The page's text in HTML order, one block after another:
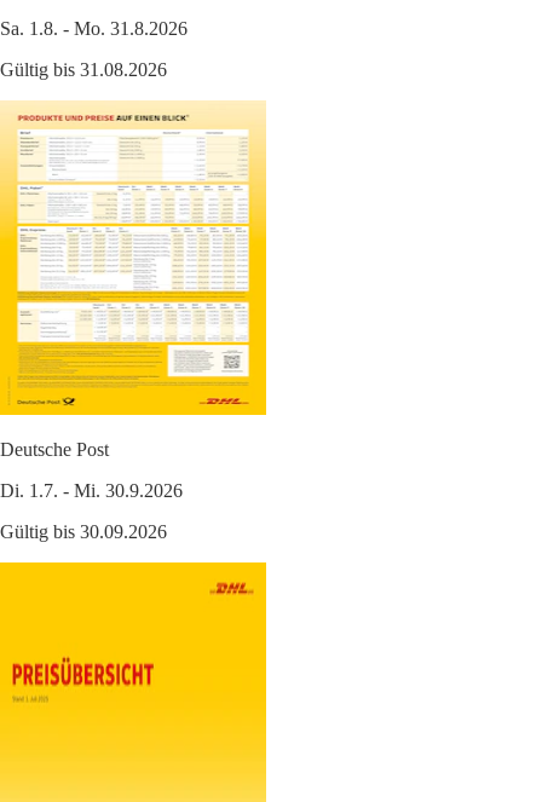
Sa. 1.8. - Mo. 31.8.2026
Gültig bis 31.08.2026
Deutsche Post
Di. 1.7. - Mi. 30.9.2026
Gültig bis 30.09.2026